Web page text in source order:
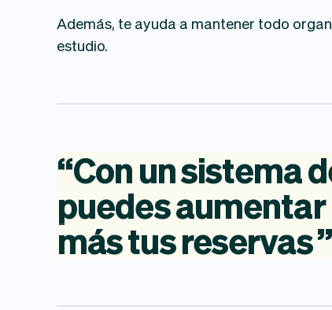
Además, te ayuda a mantener todo
estudio.
“Conunsistema
puedesaumentar
mástusreservas”